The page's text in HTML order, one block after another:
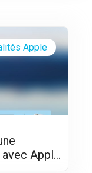
Apple
Apple